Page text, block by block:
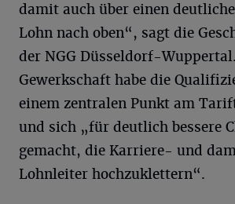
damit auch über einen
Lohn nach oben“, sagt die
der NGG Düsseldorf-
Gewerkschaft habe die
einem zentralen Punkt am
und sich „für deutlich bessere
gemacht, die Karriere- und
Lohnleiter hochzuklettern“.